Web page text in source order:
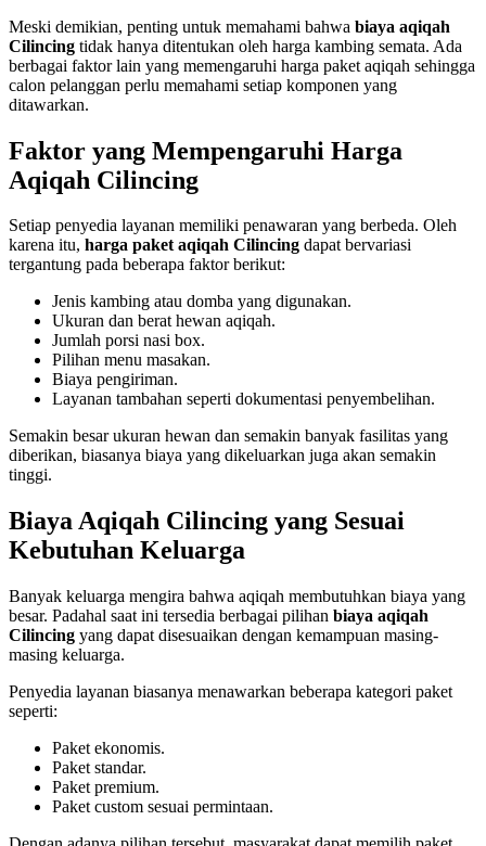
Meski demikian, penting untuk memahami bahwa biaya aqiqah
Cilincing tidak hanya ditentukan oleh harga kambing semata. Ada
berbagai faktor lain yang memengaruhi harga paket aqiqah sehingga
calon pelanggan perlu memahami setiap komponen yang
ditawarkan.
Faktor yang Mempengaruhi Harga
Aqiqah Cilincing
Setiap penyedia layanan memiliki penawaran yang berbeda. Oleh
karena itu, harga paket aqiqah Cilincing dapat bervariasi
tergantung pada beberapa faktor berikut:
Jenis kambing atau domba yang digunakan.
Ukuran dan berat hewan aqiqah.
Jumlah porsi nasi box.
Pilihan menu masakan.
Biaya pengiriman.
Layanan tambahan seperti dokumentasi penyembelihan.
Semakin besar ukuran hewan dan semakin banyak fasilitas yang
diberikan, biasanya biaya yang dikeluarkan juga akan semakin
tinggi.
Biaya Aqiqah Cilincing yang Sesuai
Kebutuhan Keluarga
Banyak keluarga mengira bahwa aqiqah membutuhkan biaya yang
besar. Padahal saat ini tersedia berbagai pilihan biaya aqiqah
Cilincing yang dapat disesuaikan dengan kemampuan masing-
masing keluarga.
Penyedia layanan biasanya menawarkan beberapa kategori paket
seperti:
Paket ekonomis.
Paket standar.
Paket premium.
Paket custom sesuai permintaan.